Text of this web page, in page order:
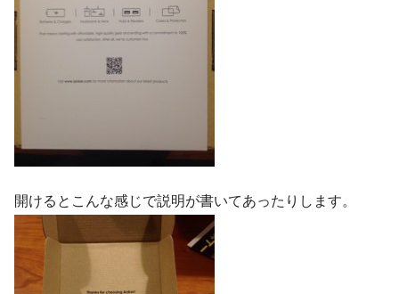
開けるとこんな感じで説明が書いてあったりします。